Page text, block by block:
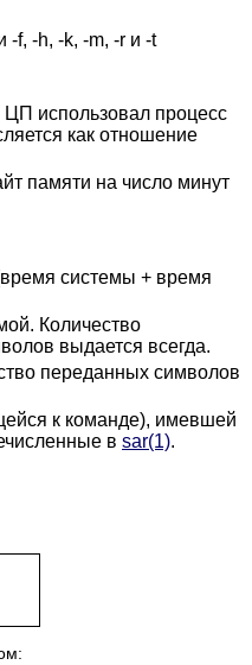
f, -h, -k, -m, -r и -t
ЦП использовал процесс
как отношение
памяти на число минут
системы + время
Количество
выдается всегда.
переданных символов
к команде), имевшей
в sar(1).